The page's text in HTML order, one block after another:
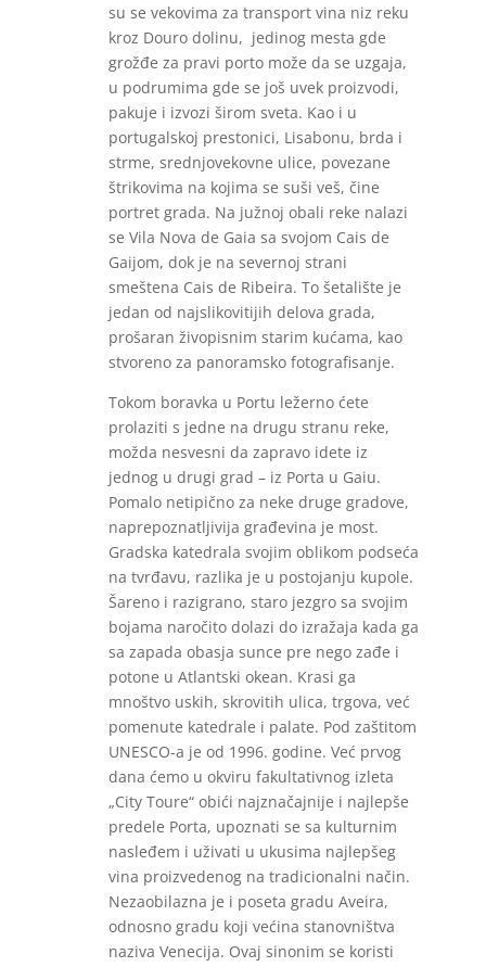
su se vekovima za transport vina niz reku
kroz Douro dolinu, jedinog mesta gde
grožđe za pravi porto može da se uzgaja,
u podrumima gde se još uvek proizvodi,
pakuje i izvozi širom sveta. Kao i u
portugalskoj prestonici, Lisabonu, brda i
strme, srednjovekovne ulice, povezane
štrikovima na kojima se suši veš, čine
portret grada. Na južnoj obali reke nalazi
se Vila Nova de Gaia sa svojom Cais de
Gaijom, dok je na severnoj strani
smeštena Cais de Ribeira. To šetalište je
jedan od najslikovitijih delova grada,
prošaran živopisnim starim kućama, kao
stvoreno za panoramsko fotografisanje.
Tokom boravka u Portu ležerno ćete
prolaziti s jedne na drugu stranu reke,
možda nesvesni da zapravo idete iz
jednog u drugi grad – iz Porta u Gaiu.
Pomalo netipično za neke druge gradove,
naprepoznatljivija građevina je most.
Gradska katedrala svojim oblikom podseća
na tvrđavu, razlika je u postojanju kupole.
Šareno i razigrano, staro jezgro sa svojim
bojama naročito dolazi do izražaja kada ga
sa zapada obasja sunce pre nego zađe i
potone u Atlantski okean. Krasi ga
mnoštvo uskih, skrovitih ulica, trgova, već
pomenute katedrale i palate. Pod zaštitom
UNESCO-a je od 1996. godine. Već prvog
dana ćemo u okviru fakultativnog izleta
„City Toure“ obići najznačajnije i najlepše
predele Porta, upoznati se sa kulturnim
nasleđem i uživati u ukusima najlepšeg
vina proizvedenog na tradicionalni način.
Nezaobilazna je i poseta gradu Aveira,
odnosno gradu koji većina stanovništva
naziva Venecija. Ovaj sinonim se koristi